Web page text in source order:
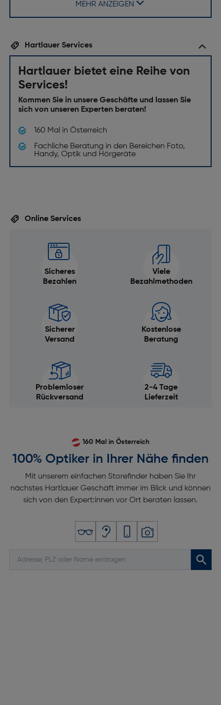
MEHR ANZEIGEN
Hartlauer Services
Hartlauer bietet eine Reihe von
Services!
Kommen Sie in unsere Geschäfte und lassen Sie
sich von unseren Experten beraten!
160 Mal in Österreich
Fachliche Beratung in den Bereichen Foto,
Handy, Optik und Hörgeräte
Online Services
Sicheres
Bezahlen
Viele
Bezahlmethoden
Sicherer
Versand
Kostenlose
Beratung
Problemloser
Rückversand
2-4 Tage
Lieferzeit
160 Mal in Österreich
100% Optiker in Ihrer Nähe finden
Mit unserem einfachen Storefinder haben Sie Ihr
nächstes Hartlauer Geschäft immer im Blick und können
sich von den Expert:innen vor Ort beraten lassen.